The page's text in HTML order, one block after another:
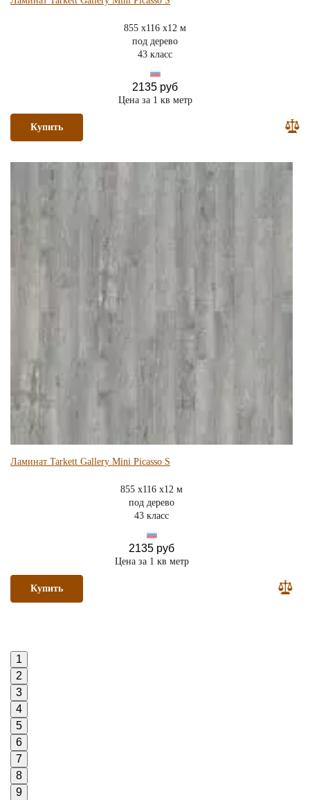
855 x116 x12 м
под дерево
43 класс
2135 руб
Цена за 1 кв метр
Купить
Ламинат Tarkett Gallery Mini Picasso S
855 x116 x12 м
под дерево
43 класс
2135 руб
Цена за 1 кв метр
Купить
1
2
3
4
5
6
7
8
9